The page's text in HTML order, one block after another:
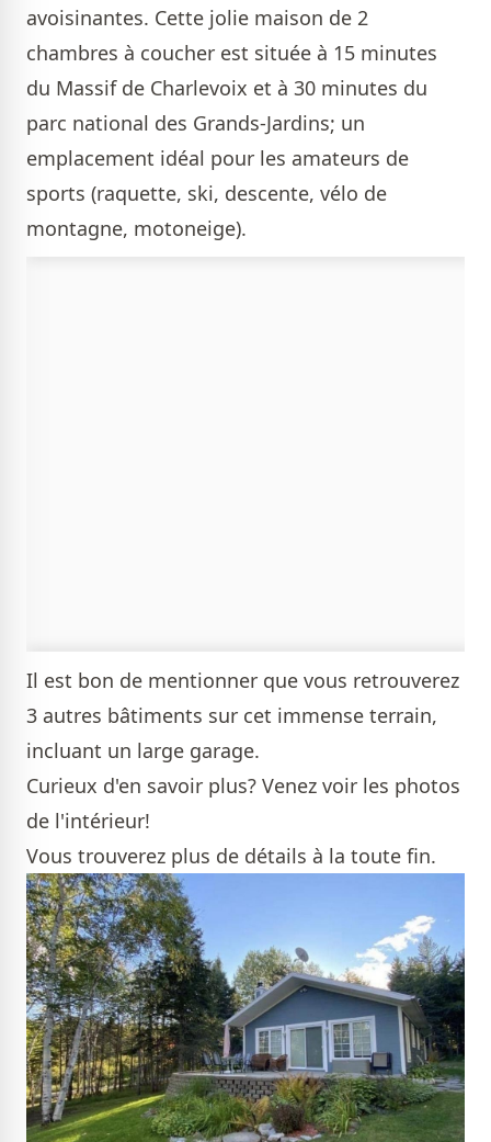
avoisinantes. Cette jolie maison de 2
chambres à coucher est située à 15 minutes
du Massif de Charlevoix et à 30 minutes du
parc national des Grands-Jardins; un
emplacement idéal pour les amateurs de
sports (raquette, ski, descente, vélo de
montagne, motoneige).
Il est bon de mentionner que vous retrouverez
3 autres bâtiments sur cet immense terrain,
incluant un large garage.
Curieux d'en savoir plus? Venez voir les photos
de l'intérieur!
Vous trouverez plus de détails à la toute fin.